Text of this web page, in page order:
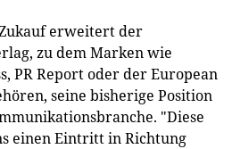
erweitert der
zu dem Marken wie
PR Report oder der European
seine bisherige Position
"Diese
einen Eintritt in Richtung